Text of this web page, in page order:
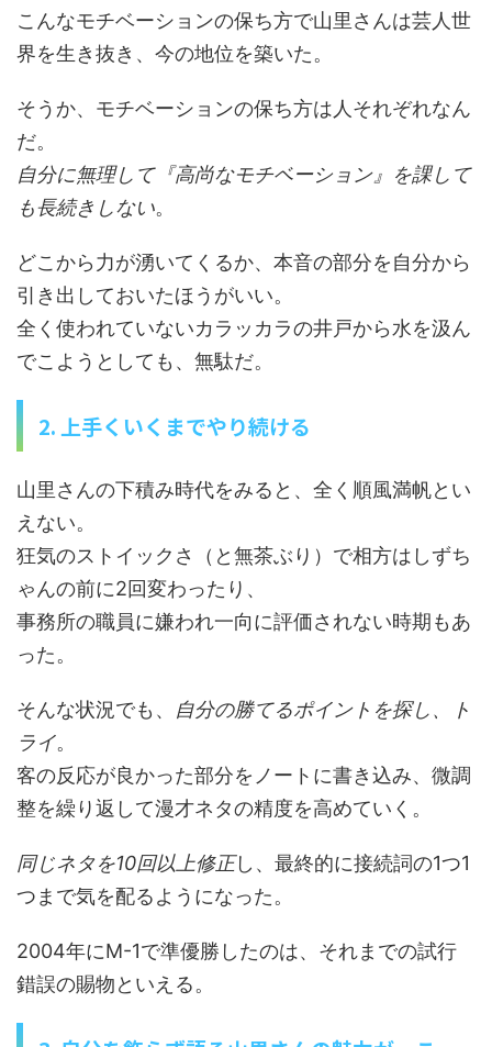
こんなモチベーションの保ち方で山里さんは芸人世
界を生き抜き、今の地位を築いた。
そうか、モチベーションの保ち方は人それぞれなん
だ。
自分に無理して『高尚なモチベーション』を課して
も長続きしない。
どこから力が湧いてくるか、本音の部分を自分から
引き出しておいたほうがいい。
全く使われていないカラッカラの井戸から水を汲ん
でこようとしても、無駄だ。
2. 上手くいくまでやり続ける
山里さんの下積み時代をみると、全く順風満帆とい
えない。
狂気のストイックさ（と無茶ぶり）で相方はしずち
ゃんの前に2回変わったり、
事務所の職員に嫌われ一向に評価されない時期もあ
った。
そんな状況でも、 自分の勝てるポイントを探し、ト
ライ。
客の反応が良かった部分をノートに書き込み、微調
整を繰り返して漫才ネタの精度を高めていく。
同じネタを10回以上修正し、最終的に接続詞の1つ1
つまで気を配るようになった。
2004年にM-1で準優勝したのは、それまでの試行
錯誤の賜物といえる。